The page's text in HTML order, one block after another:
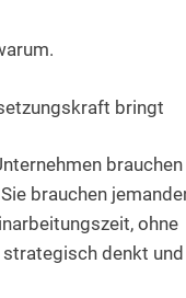
bringt
brauchen
brauchen
ohne
denkt